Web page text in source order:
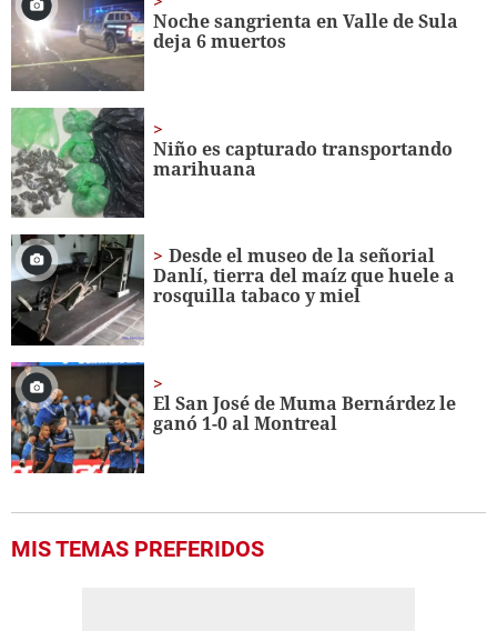
seconds
Noche sangrienta en Valle de Sula
deja 6 muertos
Niño es capturado transportando
marihuana
Desde el museo de la señorial
Danlí, tierra del maíz que huele a
rosquilla tabaco y miel
El San José de Muma Bernárdez le
ganó 1-0 al Montreal
MIS TEMAS PREFERIDOS